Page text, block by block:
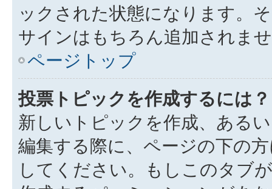
ックされた状態になります。
サインはもちろん追加されま
ページトップ
投票トピックを作成するには？
新しいトピックを作成、ある
編集する際に、ページの下の
してください。もしこのタブ